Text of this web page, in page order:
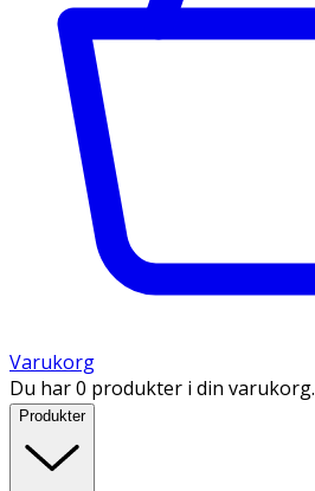
Varukorg
Du har 0 produkter i din varukorg.
Produkter